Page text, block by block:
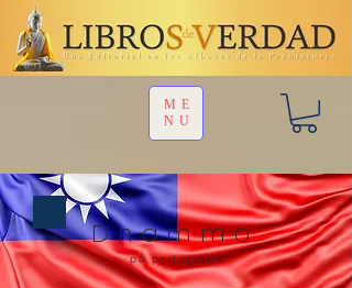
ME
NU
Dhamma
på portugisisk